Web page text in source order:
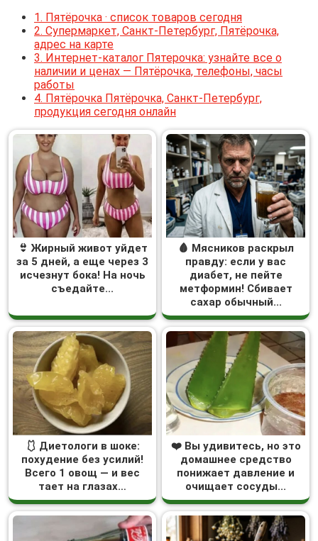
1. Пятёрочка · список товаров сегодня
2. Супермаркет, Санкт-Петербург, Пятёрочка,
адрес на карте
3. Интернет-каталог Пятерочка: узнайте все о
наличии и ценах — Пятёрочка, телефоны, часы
работы
4. Пятёрочка Пятёрочка, Санкт-Петербург,
продукция сегодня онлайн
👙 Жирный живот уйдет
за 5 дней, а еще через 3
исчезнут бока! На ночь
съедайте...
🩸 Мясников раскрыл
правду: если у вас
диабет, не пейте
метформин! Сбивает
сахар обычный...
🩱 Диетологи в шоке:
похудение без усилий!
Всего 1 овощ — и вес
тает на глазах…
❤️ Вы удивитесь, но это
домашнее средство
понижает давление и
очищает сосуды...